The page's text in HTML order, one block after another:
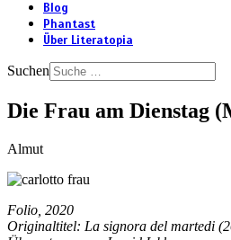
Blog
Phantast
Über Literatopia
Suchen
Die Frau am Dienstag
Almut
Folio, 2020
Originaltitel: La signora del martedi